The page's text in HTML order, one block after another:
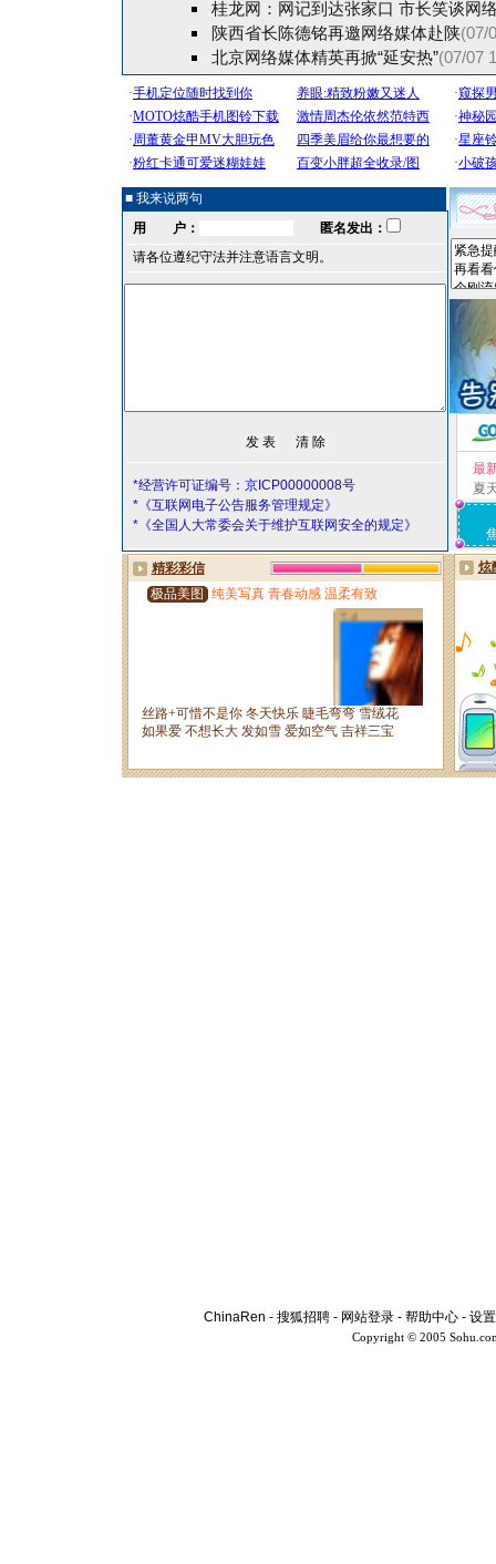
桂龙网：网记到达张家口 市长笑谈网
陕西省长陈德铭再邀网络媒体赴陕(07/
北京网络媒体精英再掀“延安热”(07/07
■ 我来说两句
用 户：
匿名发出：
请各位遵纪守法并注意语言文明。
*经营许可证编号：京ICP00000008号
*《互联网电子公告服务管理规定》
*《全国人大常委会关于维护互联网安全的规定》
最
夏
ChinaRen - 搜狐招聘 - 网站登录 - 帮助中心 - 设
Copyright © 2005